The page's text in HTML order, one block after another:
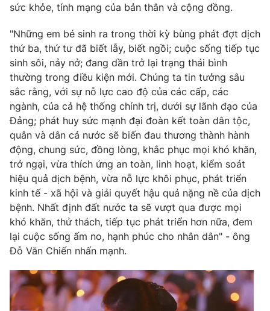
sức khỏe, tính mạng của bản thân và cộng đồng.
"Những em bé sinh ra trong thời kỳ bùng phát đợt dịch
thứ ba, thứ tư đã biết lẫy, biết ngồi; cuộc sống tiếp tục
sinh sôi, nảy nở; đang dần trở lại trạng thái bình
thường trong điều kiện mới. Chúng ta tin tưởng sâu
sắc rằng, với sự nỗ lực cao độ của các cấp, các
ngành, của cả hệ thống chính trị, dưới sự lãnh đạo của
Đảng; phát huy sức mạnh đại đoàn kết toàn dân tộc,
quân và dân cả nước sẽ biến đau thương thành hành
động, chung sức, đồng lòng, khắc phục mọi khó khăn,
trở ngại, vừa thích ứng an toàn, linh hoạt, kiểm soát
hiệu quả dịch bệnh, vừa nỗ lực khôi phục, phát triển
kinh tế - xã hội và giải quyết hậu quả nặng nề của dịch
bệnh. Nhất định đất nước ta sẽ vượt qua được mọi
khó khăn, thử thách, tiếp tục phát triển hơn nữa, đem
lại cuộc sống ấm no, hạnh phúc cho nhân dân" - ông
Đỗ Văn Chiến nhấn mạnh.